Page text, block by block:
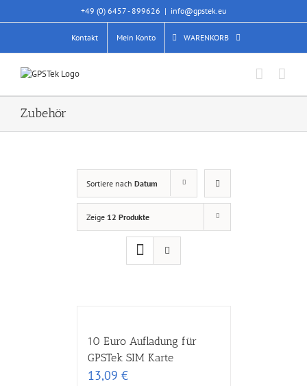
+49 (0) 6457 - 899626 | info@gpstek.eu
Kontakt Mein Konto WARENKORB
Zubehör
Sortiere nach Datum
Zeige 12 Produkte
10 Euro Aufladung für
GPSTek SIM Karte
13,09 €